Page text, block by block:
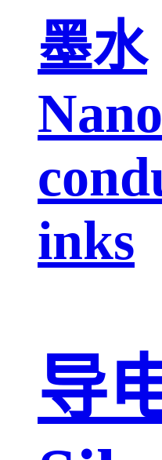
墨水
inks
导